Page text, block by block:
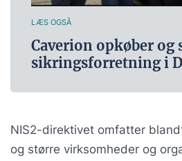
LÆS OGSÅ
Caverion opkøber og
sikringsforretning i
NIS2-direktivet omfatter
og større virksomheder og